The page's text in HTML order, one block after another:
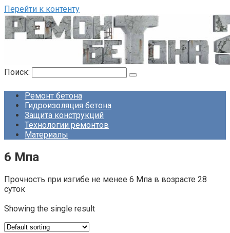
Перейти к контенту
Поиск:
Ремонт бетона
Гидроизоляция бетона
Защита конструкций
Технологии ремонтов
Материалы
6 Мпа
Прочность при изгибе не менее 6 Мпа в возрасте 28
суток
Showing the single result